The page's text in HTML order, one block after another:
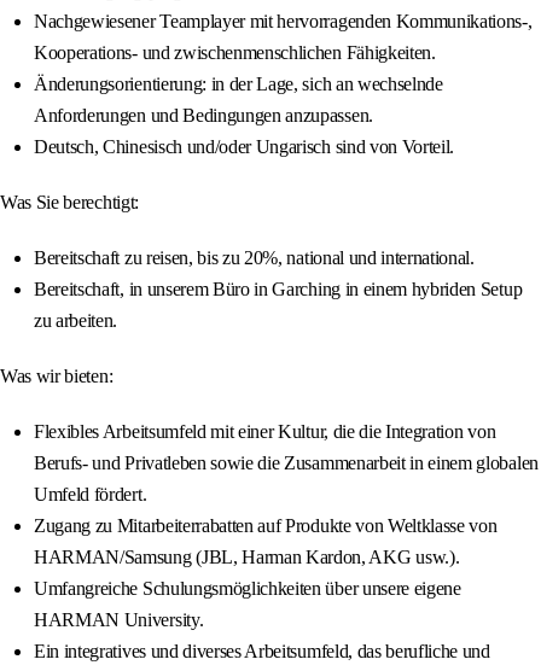
Nachgewiesener Teamplayer mit hervorragenden Kommunikations-,
Kooperations- und zwischenmenschlichen Fähigkeiten.
Änderungsorientierung: in der Lage, sich an wechselnde
Anforderungen und Bedingungen anzupassen.
Deutsch, Chinesisch und/oder Ungarisch sind von Vorteil.
Was Sie berechtigt:
Bereitschaft zu reisen, bis zu 20%, national und international.
Bereitschaft, in unserem Büro in Garching in einem hybriden Setup
zu arbeiten.
Was wir bieten:
Flexibles Arbeitsumfeld mit einer Kultur, die die Integration von
Berufs- und Privatleben sowie die Zusammenarbeit in einem globalen
Umfeld fördert.
Zugang zu Mitarbeiterrabatten auf Produkte von Weltklasse von
HARMAN/Samsung (JBL, Harman Kardon, AKG usw.).
Umfangreiche Schulungsmöglichkeiten über unsere eigene
HARMAN University.
Ein integratives und diverses Arbeitsumfeld, das berufliche und